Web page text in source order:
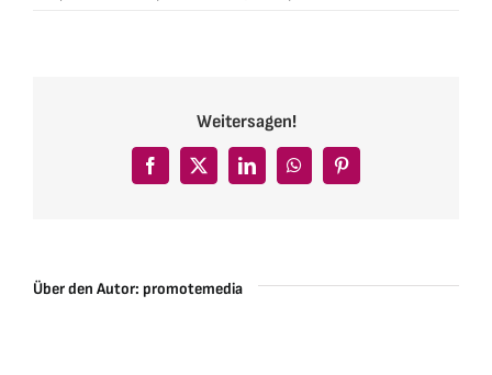
Weitersagen!
Facebook
X LinkedInWhatsAppPinterest
Über den Autor: promotemedia